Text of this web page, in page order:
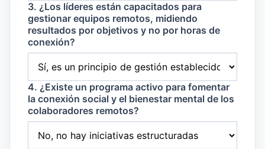
3. ¿Los líderes están capacitados para
gestionar equipos remotos, midiendo
resultados por objetivos y no por horas de
conexión?
4. ¿Existe un programa activo para fomentar
la conexión social y el bienestar mental de los
colaboradores remotos?